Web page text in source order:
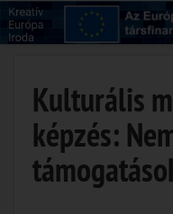
Kulturális
képzés: